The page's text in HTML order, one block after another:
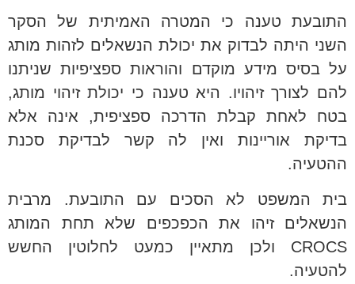
התובעת טענה כי המטרה האמיתית של הסקר
השני היתה לבדוק את יכולת הנשאלים לזהות מותג
על בסיס מידע מוקדם והוראות ספציפיות שניתנו
להם לצורך זיהויו. היא טענה כי יכולת זיהוי מותג,
בטח לאחת קבלת הדרכה ספציפית, אינה אלא
בדיקת אוריינות ואין לה קשר לבדיקת סכנת
ההטעיה.
בית המשפט לא הסכים עם התובעת. מרבית
הנשאלים זיהו את הכפכפים שלא תחת המותג
CROCS ולכן מתאיין כמעט לחלוטין החשש
להטעיה.